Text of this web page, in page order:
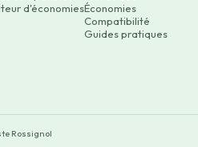
d'économiesÉconomies
Compatibilité
Guides pratiques
Rossignol